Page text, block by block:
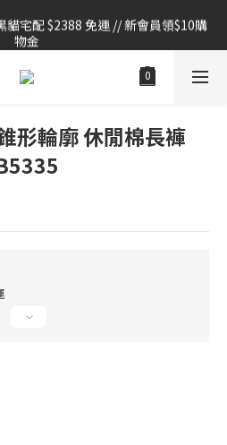
貓宅配 $2388 免運 // 新會員領$10購
物金
貓宅配 $2388 免運 // 新會員領$10購
物金
戶服務 , 如有任何問題 請至官網首頁
框 > 加LINE與我們聯繫
物金
形輪廓 休閒棉長褲